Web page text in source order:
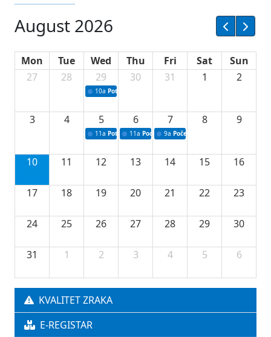
August 2026
Mon Tue Wed Thu Fri Sat
Sun
27
28 29
10a Potpisivanje ugovora sa neprofitnim
30 31 1 2
3 4 5
11a Potpisivanje ugovora o stipendijama za
6
11a Podrška razvoju vodne infrastrukture u
7
9a Početak izgradnje nove
8 9
10 11 12 13 14 15 16
17 18 19 20 21 22 23
24 25 26 27 28 29 30
31 1 2 3 4 5 6
KVALITET ZRAKA
E-REGISTAR